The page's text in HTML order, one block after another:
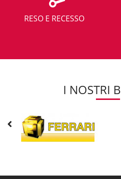
RESO E RECESSO
I NOSTRI